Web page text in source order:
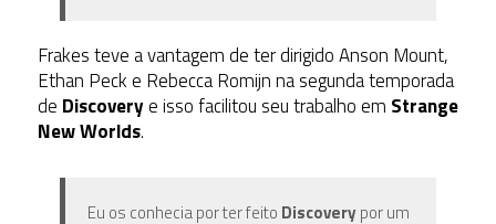
Frakes teve a vantagem de ter dirigido Anson Mount,
Ethan Peck e Rebecca Romijn na segunda temporada
de Discoverye isso facilitou seu trabalho em Strange
New Worlds.
Eu os conhecia por ter feito Discoverypor um